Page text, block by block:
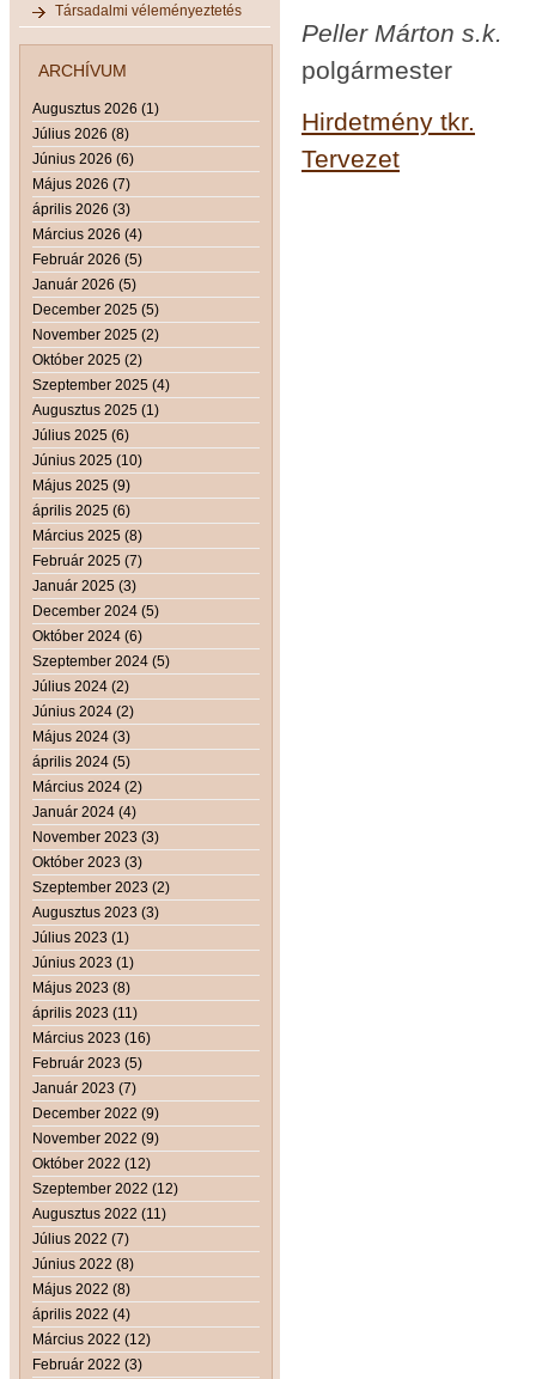
Társadalmi véleményeztetés
ARCHÍVUM
Augusztus 2026 (1)
Július 2026 (8)
Június 2026 (6)
Május 2026 (7)
április 2026 (3)
Március 2026 (4)
Február 2026 (5)
Január 2026 (5)
December 2025 (5)
November 2025 (2)
Október 2025 (2)
Szeptember 2025 (4)
Augusztus 2025 (1)
Július 2025 (6)
Június 2025 (10)
Május 2025 (9)
április 2025 (6)
Március 2025 (8)
Február 2025 (7)
Január 2025 (3)
December 2024 (5)
Október 2024 (6)
Szeptember 2024 (5)
Július 2024 (2)
Június 2024 (2)
Május 2024 (3)
április 2024 (5)
Március 2024 (2)
Január 2024 (4)
November 2023 (3)
Október 2023 (3)
Szeptember 2023 (2)
Augusztus 2023 (3)
Július 2023 (1)
Június 2023 (1)
Május 2023 (8)
április 2023 (11)
Március 2023 (16)
Február 2023 (5)
Január 2023 (7)
December 2022 (9)
November 2022 (9)
Október 2022 (12)
Szeptember 2022 (12)
Augusztus 2022 (11)
Július 2022 (7)
Június 2022 (8)
Május 2022 (8)
április 2022 (4)
Március 2022 (12)
Február 2022 (3)
Peller Márton s.k.
polgármester
Hirdetmény tkr.
Tervezet